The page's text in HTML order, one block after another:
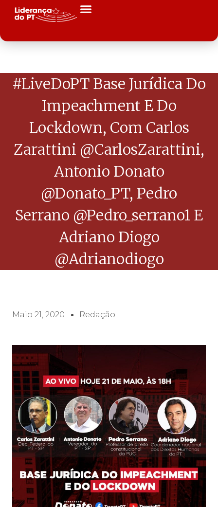
#LiveDoPT Base Jurídica Do
Impeachment E Do
Lockdown, Com Carlos
Zarattini @CarlosZarattini,
Antonio Donato
@Donato_PT, Pedro
Serrano @pedro_serrano1 E
Adriano Diogo
@adrianodiogo
Maio 21, 2020 Redação